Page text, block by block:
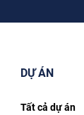
DỰ ÁN
Tất cả dự án